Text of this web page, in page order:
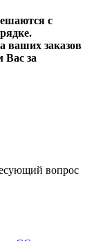
с
ваших заказов
Вас за
вопрос